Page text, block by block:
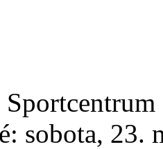
sobota, 23.